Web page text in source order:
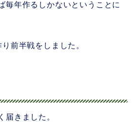
毎年作るしかないということに
前半戦をしました。
届きました。